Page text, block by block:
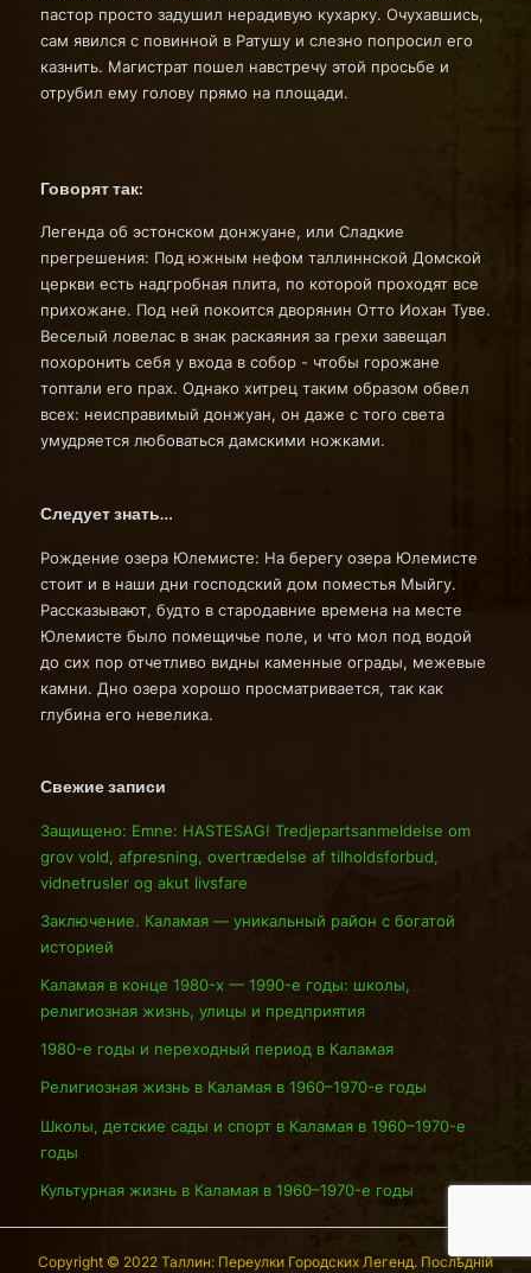
пастор просто задушил нерадивую кухарку. Очухавшись,
сам явился с повинной в Ратушу и слезно попросил его
казнить. Магистрат пошел навстречу этой просьбе и
отрубил ему голову прямо на площади.
Говорят так:
Легенда об эстонском донжуане, или Сладкие
прегрешения: Под южным нефом таллиннской Домской
церкви есть надгробная плита, по которой проходят все
прихожане. Под ней покоится дворянин Отто Иохан Туве.
Веселый ловелас в знак раскаяния за грехи завещал
похоронить себя у входа в собор - чтобы горожане
топтали его прах. Однако хитрец таким образом обвел
всех: неисправимый донжуан, он даже с того света
умудряется любоваться дамскими ножками.
Следует знать…
Рождение озера Юлемисте: На берегу озера Юлемисте
стоит и в наши дни господский дом поместья Мыйгу.
Рассказывают, будто в стародавние времена на месте
Юлемисте было помещичье поле, и что мол под водой
до сих пор отчетливо видны каменные ограды, межевые
камни. Дно озера хорошо просматривается, так как
глубина его невелика.
Свежие записи
Защищено: Emne: HASTESAG! Tredjepartsanmeldelse om
grov vold, afpresning, overtrædelse af tilholdsforbud,
vidnetrusler og akut livsfare
Заключение. Каламая — уникальный район с богатой
историей
Каламая в конце 1980-х — 1990-е годы: школы,
религиозная жизнь, улицы и предприятия
1980-е годы и переходный период в Каламая
Религиозная жизнь в Каламая в 1960–1970-е годы
Школы, детские сады и спорт в Каламая в 1960–1970-е
годы
Культурная жизнь в Каламая в 1960–1970-е годы
Copyright © 2022 Таллин: Переулки Городских Легенд. Послѣдній